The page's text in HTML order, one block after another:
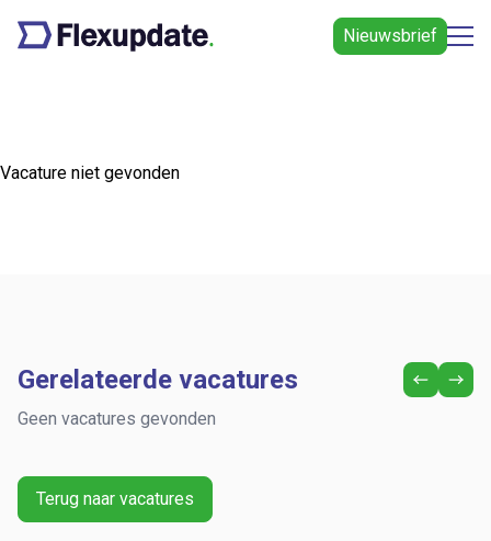
Nieuwsbrief
Vacature niet gevonden
Gerelateerde vacatures
Geen vacatures gevonden
Terug naar vacatures